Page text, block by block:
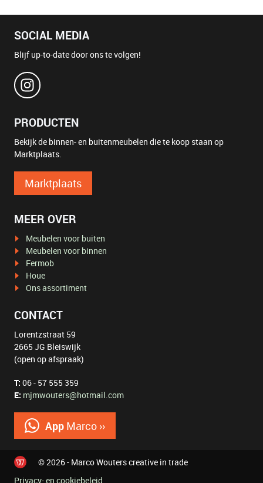
SOCIAL MEDIA
Blijf up-to-date door ons te volgen!
PRODUCTEN
Bekijk de binnen- en buitenmeubelen die te koop staan op
Marktplaats.
Marktplaats
MEER OVER
Meubelen voor buiten
Meubelen voor binnen
Fermob
Houe
Ons assortiment
CONTACT
Lorentzstraat 59
2665 JG Bleiswijk
(open op afspraak)
T: 06 - 57 555 359
E: mjmwouters@hotmail.com
App Marco ››
© 2026 - Marco Wouters creative in trade
Privacy- en cookiebeleid